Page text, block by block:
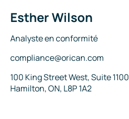
Nom
Esther Wilson
Titre
Analyste en conformité
Courriel
compliance@orican.com
Adresse
100 King Street West, Suite 1100
Hamilton, ON, L8P 1A2